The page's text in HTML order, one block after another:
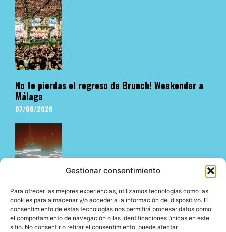
Gestionar consentimiento
Para ofrecer las mejores experiencias, utilizamos tecnologías como las
cookies para almacenar y/o acceder a la información del dispositivo. El
consentimiento de estas tecnologías nos permitirá procesar datos como
el comportamiento de navegación o las identificaciones únicas en este
sitio. No consentir o retirar el consentimiento, puede afectar
No te pierdas el regreso de Brunch! Weekender a
Málaga
07/08/2026
El underground en Ibiza es cosa de Pyramid
06/08/2026